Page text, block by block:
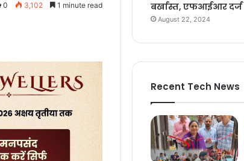
0 3,102 1 minute read
बर्खास्त, एफआईआर दर्ज
August 22, 2024
Recent Tech News